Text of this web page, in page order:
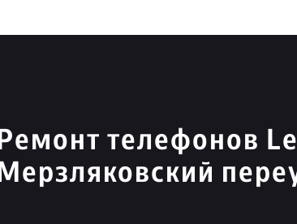
Ремонт телефонов
Мерзляковский